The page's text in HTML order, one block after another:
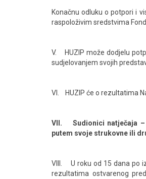
Konačnu odluku o potpori i
raspoloživim sredstvima
V. HUZIP može dodjelu
sudjelovanjem svojih
VI. HUZIP će o rezultatima
VII. Sudionici natječaja –
putem svoje strukovne ili
VIII. U roku od 15 dana po
rezultatima ostvarenog